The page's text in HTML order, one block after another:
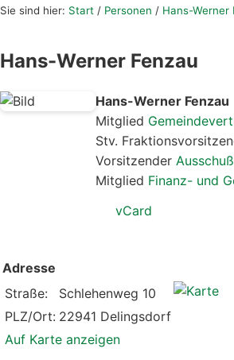
Sie sind hier: Start / Personen / Hans-Werner
Hans-Werner Fenzau
Hans-Werner Fenzau
Mitglied
Stv.
Vorsitzender
Mitglied Finanz- und
vCard
Adresse
Straße:
Schlehenweg 10
PLZ/Ort: 22941 Delingsdorf
Auf Karte anzeigen